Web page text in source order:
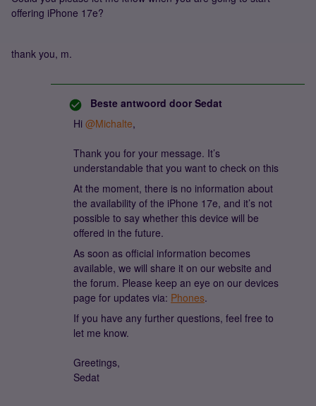
offering iPhone 17e?
thank you, m.
Beste antwoord door Sedat
Hi ​ @Michalte,
Thank you for your message. It’s
understandable that you want to check on this
At the moment, there is no information about
the availability of the iPhone 17e, and it’s not
possible to say whether this device will be
offered in the future.
As soon as official information becomes
available, we will share it on our website and
the forum. Please keep an eye on our devices
page for updates via: Phones.
If you have any further questions, feel free to
let me know.
Greetings,
Sedat